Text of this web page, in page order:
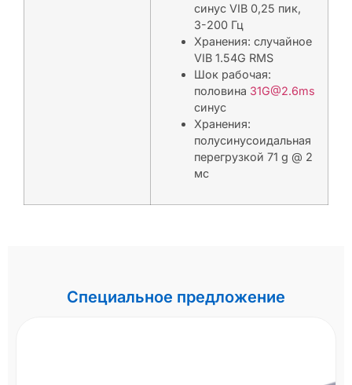
синус VIB 0,25 пик,
3-200 Гц
Хранения: случайное
VIB 1.54G RMS
Шок рабочая:
половина 31G@2.6ms
синус
Хранения:
полусинусоидальная
перегрузкой 71 g @ 2
мс
Специальное предложение